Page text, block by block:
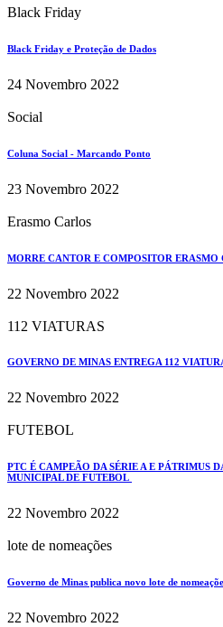
Black Friday
Black Friday e Proteção de Dados
24 Novembro 2022
Social
Coluna Social - Marcando Ponto
23 Novembro 2022
Erasmo Carlos
MORRE CANTOR E COMPOSITOR ERASMO
22 Novembro 2022
112 VIATURAS
GOVERNO DE MINAS ENTREGA 112
22 Novembro 2022
FUTEBOL
PTC É CAMPEÃO DA SÉRIE A E PÁTRIMUS
MUNICIPAL DE FUTEBOL
22 Novembro 2022
lote de nomeações
Governo de Minas publica novo lote de
22 Novembro 2022